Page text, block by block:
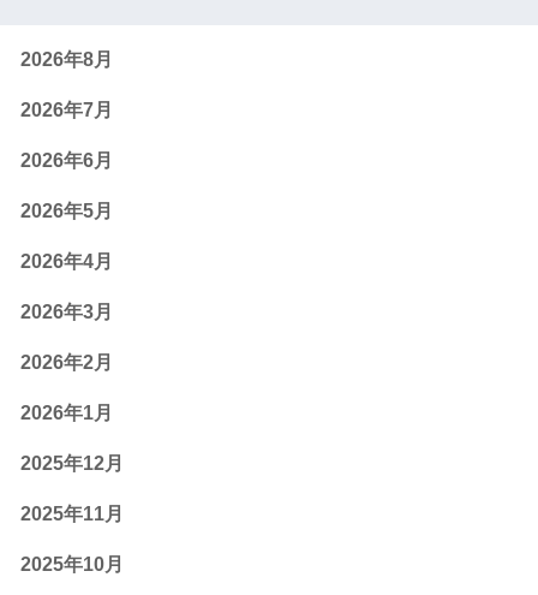
2026年8月
2026年7月
2026年6月
2026年5月
2026年4月
2026年3月
2026年2月
2026年1月
2025年12月
2025年11月
2025年10月